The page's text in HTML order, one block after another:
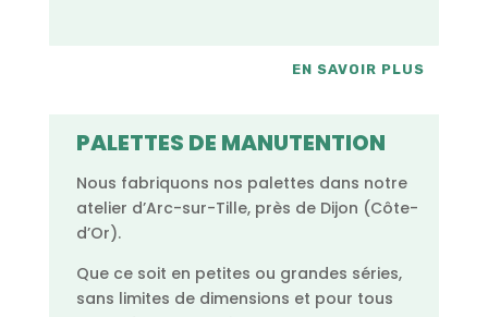
EN SAVOIR PLUS
PALETTES DE MANUTENTION
Nous fabriquons nos palettes dans notre
atelier d’Arc-sur-Tille, près de Dijon (Côte-
d’Or).
Que ce soit en petites ou grandes séries,
sans limites de dimensions et pour tous